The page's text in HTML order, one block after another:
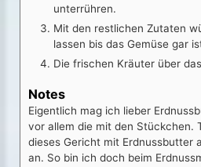
unterrühren.
Mit den restlichen Zutaten
lassen bis das Gemüse gar
Die frischen Kräuter über
Notes
Eigentlich mag ich lieber
vor allem die mit den Stückchen.
dieses Gericht mit Erdnussbutter
an. So bin ich doch beim